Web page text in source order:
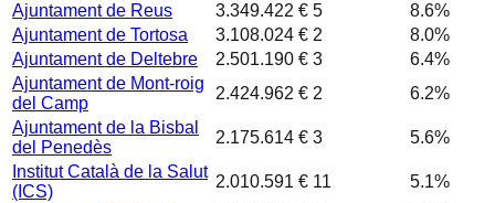
Ajuntament de Reus
3.349.422 € 5 8.6%
Ajuntament de Tortosa
3.108.024 € 2 8.0%
Ajuntament de Deltebre
2.501.190 € 3 6.4%
Ajuntament de Mont-roig
del Camp
2.424.962 € 2 6.2%
Ajuntament de la Bisbal
del Penedès
2.175.614 € 3 5.6%
Institut Català de la Salut
(ICS)
2.010.591 € 11 5.1%